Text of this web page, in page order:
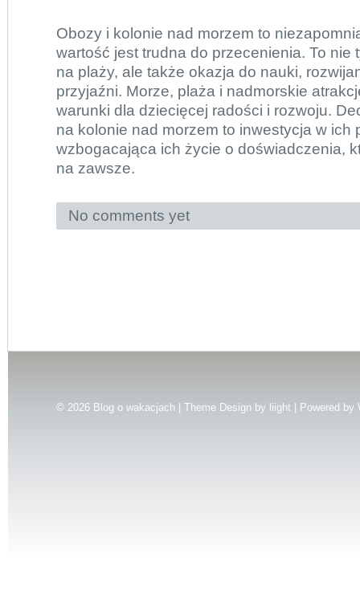
Obozy i kolonie nad morzem to
wartość jest trudna do przecenienia. To nie
na plaży, ale także okazja do nauki,
przyjaźni. Morze, plaża i nadmorskie
warunki dla dziecięcej radości i rozwoju.
na kolonie nad morzem to inwestycja w ich
wzbogacająca ich życie o doświadczenia,
na zawsze.
No comments yet
© 2026 Blog o wakacjach | Theme Design by liight | Powered by